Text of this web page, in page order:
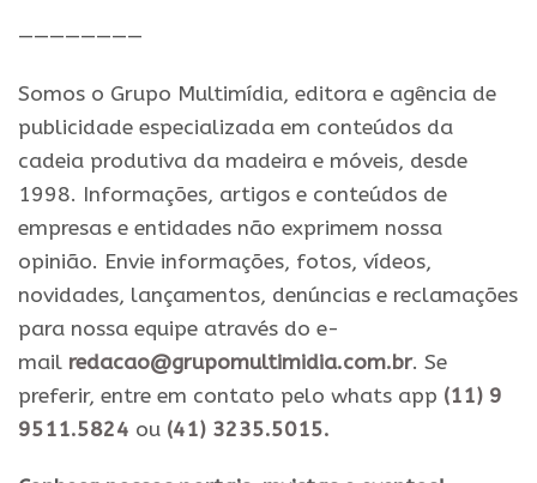
————————
Somos o Grupo Multimídia, editora e agência de
publicidade especializada em conteúdos da
cadeia produtiva da madeira e móveis, desde
1998. Informações, artigos e conteúdos de
empresas e entidades não exprimem nossa
opinião. Envie informações, fotos, vídeos,
novidades, lançamentos, denúncias e reclamações
para nossa equipe através do e-
mail redacao@grupomultimidia.com.br. Se
preferir, entre em contato pelo whats app (11) 9
9511.5824 ou (41) 3235.5015.